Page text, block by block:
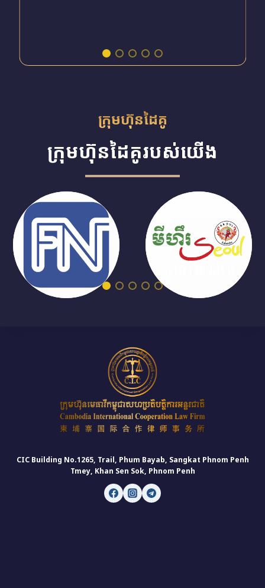
ក្រុមហ៊ុនដៃគូ
ក្រុមហ៊ុនដៃគូរបស់យើង
CIC Building No.1265, Trail, Phum Bayab, Sangkat Phnom Penh
Tmey, Khan Sen Sok, Phnom Penh